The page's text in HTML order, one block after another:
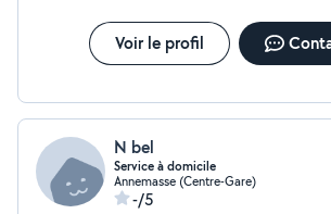
Voir le profil
N bel
Service à domicile
Annemasse (Centre-Gare)
-/5